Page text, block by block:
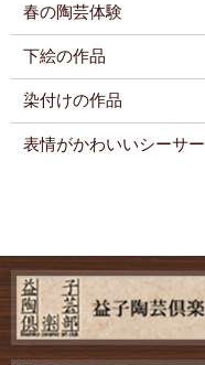
春の陶芸体験
下絵の作品
染付けの作品
表情がかわいいシーサー